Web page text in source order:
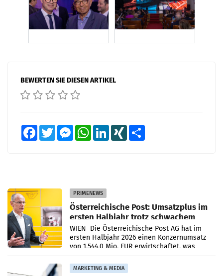
BEWERTEN SIE DIESEN ARTIKEL
FacebookTwitter MessengerWhatsAppLinkedInXING
PRIMENEWS
Österreichische Post: Umsatzplus im
ersten Halbjahr trotz schwachem
Briefgeschäft
WIEN Die Österreichische Post AG hat im
ersten Halbjahr 2026 einen Konzernumsatz
von 1.544,0 Mio. EUR erwirtschaftet, was
einem Plus von 3,8 Prozent gegenüber dem
Vergleichszeitraum
MARKETING & MEDIA